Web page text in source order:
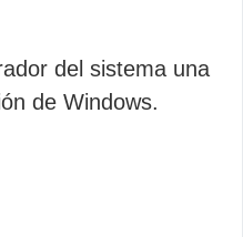
del sistema una
de Windows.